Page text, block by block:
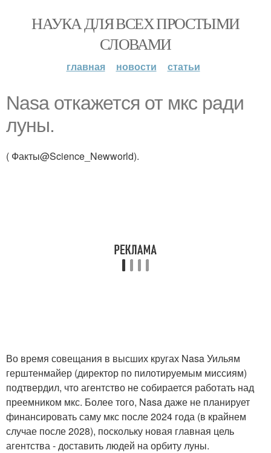
НАУКА ДЛЯ ВСЕХ ПРОСТЫМИ
СЛОВАМИ
главная новости статьи
Nasa откажется от мкс ради
луны.
( Факты@Science_Newworld).
Во время совещания в высших кругах Nasa Уильям
герштенмайер (директор по пилотируемым миссиям)
подтвердил, что агентство не собирается работать над
преемником мкс. Более того, Nasa даже не планирует
финансировать саму мкс после 2024 года (в крайнем
случае после 2028), поскольку новая главная цель
агентства - доставить людей на орбиту луны.